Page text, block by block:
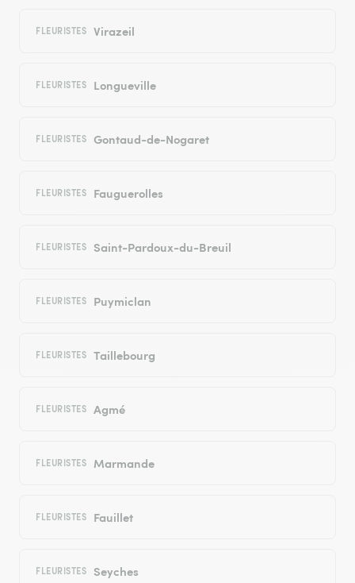
FLEURISTES Virazeil
FLEURISTES Longueville
FLEURISTES Gontaud-de-Nogaret
FLEURISTES Fauguerolles
FLEURISTES Saint-Pardoux-du-Breuil
FLEURISTES Puymiclan
FLEURISTES Taillebourg
FLEURISTES Agmé
FLEURISTES Marmande
FLEURISTES Fauillet
FLEURISTES Seyches